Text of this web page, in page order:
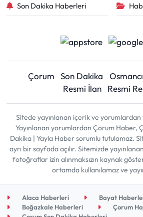
Son Dakika Haberleri
Çorum Son Dakika
Resmi İlan
Resmi
Sitede yayınlanan içerik ve yorumlardan
Yayınlanan yorumlardan Çorum Haber,
Dakika | Yayla Haber sorumlu tutulamaz.
ayrı bir sayfada açılır. Sitemizde
fotoğraflar izin alınmaksızın kaynak
ortamda kullanılamaz ve
Alaca Haberleri
Bayat
Boğazkale Haberleri
Çorum